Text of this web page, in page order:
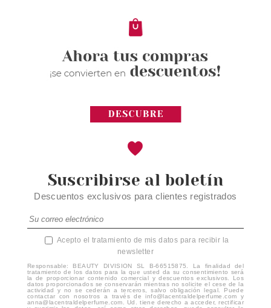
1.69€
Suscribirse al boletín
Descuentos exclusivos para clientes registrados
Acepto el tratamiento de mis datos para recibir la
newsletter
Responsable: BEAUTY DIVISION SL B-66515875. La finalidad del
tratamiento de los datos para la que usted da su consentimiento será
la de proporcionar contenido comercial y descuentos exclusivos. Los
datos proporcionados se conservarán mientras no solicite el cese de la
actividad y no se cederán a terceros, salvo obligación legal. Puede
contactar con nosotros a través de info@lacentraldelperfume.com y
anna@lacentraldelperfume.com. Ud. tiene derecho a acceder, rectificar